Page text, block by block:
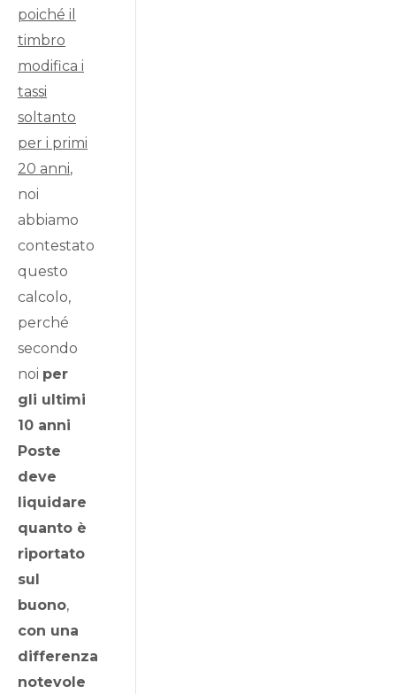
poiché il
timbro
modifica i
tassi
soltanto
per i primi
20 anni,
noi
abbiamo
contestato
questo
calcolo,
perché
secondo
noi per
gli ultimi
10 anni
Poste
deve
liquidare
quanto è
riportato
sul
buono,
con una
differenza
notevole